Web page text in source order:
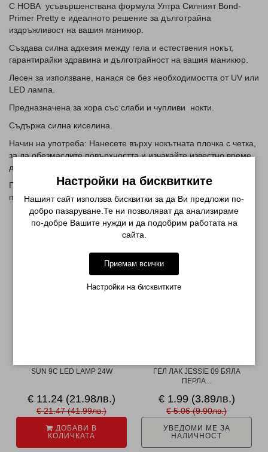
С НОВА усъвършенствана формула Ултра Силният Bond-
Primer Pretty е идеалното решение за дълготрайна
издръжливост на вашия маникюр.
Създава силна адхезия между гела и естествения нокът,
гарантирайки здравина и дълготрайност на вашия маникюр.
Лесен за използване, нанася се без необходимостта от UV или
LED лампа.
Предназначена за хора със слаби и чупливи нокти.
Съдържа силна киселина.
Начин на употреба: Нанесете върху нокътната плочка с четка,
за да обезмаслите повърхността и изчакайте известно време
да изсъхне.
Предупреждение: Запалим. Дръжте далеч от деца. Само за
професионална употреба. Избягвайте контакт с кожата.
СВЪРЗАНИ ПРОДУКТИ
SUN 9C LED LAMP 24W
€ 11.24 (21.98лв.)
€ 21.47 (41.99лв.)
ДОБАВИ В
КОЛИЧКАТА
ГЕЛ ЛАК JESSIE 09 БЯЛА
ПЕРЛА...
€ 1.99 (3.89лв.)
€ 5.06 (9.90лв.)
УВЕДОМИ МЕ ЗА
НАЛИЧНОСТ
Настройки на бисквитките
Нашият сайт използва бисквитки за да Ви предложи по-
добро пазаруване.Те ни позволяват да анализираме
по-добре Вашите нужди и да подобрим работата на
сайта.
Приемам всички
Настройки на бисквитките